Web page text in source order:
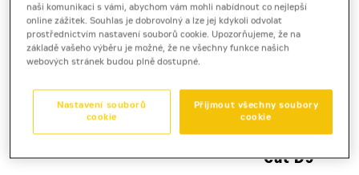
pásový dozer
Cat D9
naši komunikaci s vámi, abychom vám mohli nabídnout co nejlepší
online zážitek. Souhlas je dobrovolný a lze jej kdykoli odvolat
prostřednictvím nastavení souborů cookie. Upozorňujeme, že na
základě vašeho výběru je možné, že ne všechny funkce našich
webových stránek budou plně dostupné.
Přijmout všechny soubory
cookie
Nastavení souborů
cookie